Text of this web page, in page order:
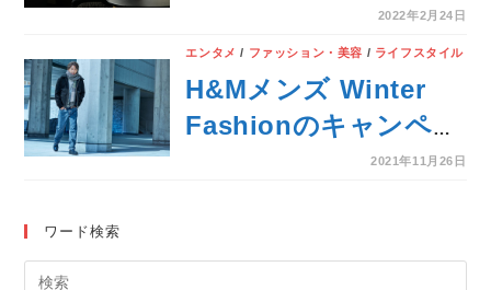
たハイエンドな
「H&M Studio
SS22」を着こなす
2022年2月24日
エンタメ / ファッション・美容 / ライフスタイル
H&Mメンズ Winter
Fashionのキャンペー
ン・モデルに柄本佑が
俳優の柄本佑が着こな
2021年11月26日
ワード検索